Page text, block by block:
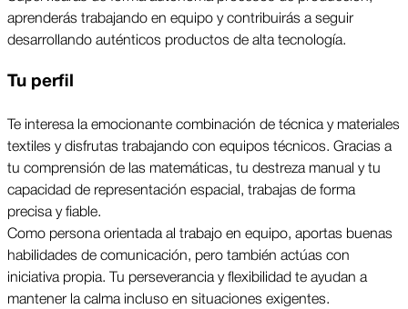
aprenderás trabajando en equipo y contribuirás a seguir
desarrollando auténticos productos de alta tecnología.
Tu perfil
Te interesa la emocionante combinación de técnica y materiales
textiles y disfrutas trabajando con equipos técnicos. Gracias a
tu comprensión de las matemáticas, tu destreza manual y tu
capacidad de representación espacial, trabajas de forma
precisa y fiable.
Como persona orientada al trabajo en equipo, aportas buenas
habilidades de comunicación, pero también actúas con
iniciativa propia. Tu perseverancia y flexibilidad te ayudan a
mantener la calma incluso en situaciones exigentes.